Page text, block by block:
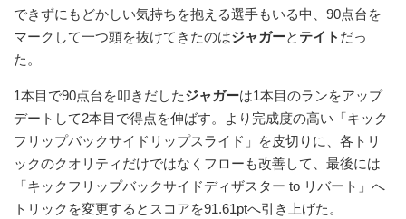
できずにもどかしい気持ちを抱える選手もいる中、90点台を
マークして一つ頭を抜けてきたのはジャガーと テイト だっ
た。
1本目で90点台を叩きだしたジャガーは1本目のランをアップ
デートして2本目で得点を伸ばす。より完成度の高い「キック
フリップバックサイドリップスライド」を皮切りに、各トリ
ックのクオリティだけではなくフローも改善して、最後には
「キックフリップバックサイドディザスター to リバート」へ
トリックを変更するとスコアを91.61ptへ引き上げた。